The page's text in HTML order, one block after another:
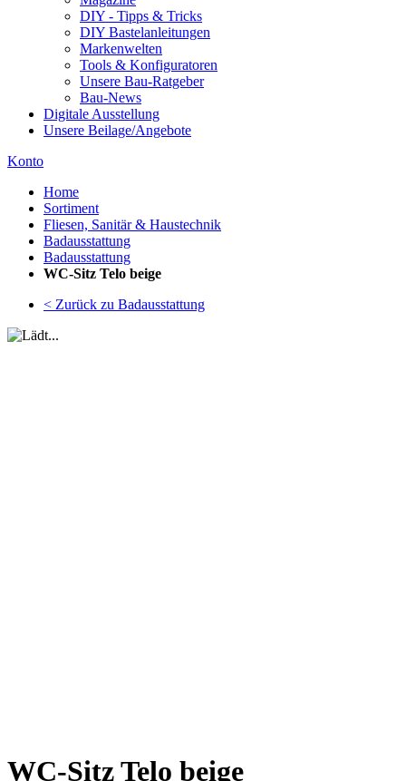
DIY - Tipps & Tricks
DIY Bastelanleitungen
Markenwelten
Tools & Konfiguratoren
Unsere Bau-Ratgeber
Bau-News
Digitale Ausstellung
Unsere Beilage/Angebote
Konto
Home
Sortiment
Fliesen, Sanitär & Haustechnik
Badausstattung
Badausstattung
WC-Sitz Telo beige
< Zurück zu Badausstattung
WC-Sitz Telo beige